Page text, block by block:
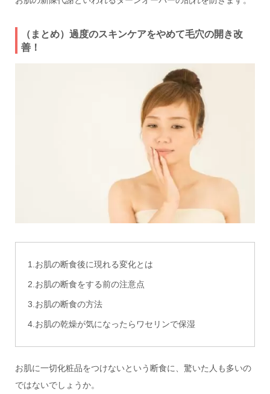
（まとめ）過度のスキンケアをやめて毛穴の開き改
善！
1.お肌の断食後に現れる変化とは
2.お肌の断食をする前の注意点
3.お肌の断食の方法
4.お肌の乾燥が気になったらワセリンで保湿
お肌に一切化粧品をつけないという断食に、驚いた人も多いの
ではないでしょうか。